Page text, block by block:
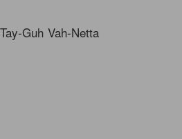
Guh Vah-Netta